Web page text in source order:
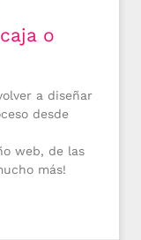
o
a diseñar
desde
web, de las
más!